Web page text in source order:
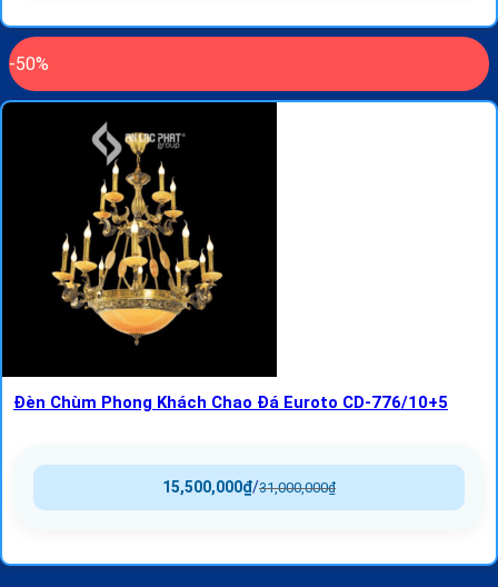
-50%
Đèn Chùm Phong Khách Chao Đá Euroto CD-776/10+5
31,000,000₫
/
15,500,000₫